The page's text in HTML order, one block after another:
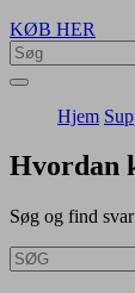
KØB HER
Hjem
Hvordan
Søg og find